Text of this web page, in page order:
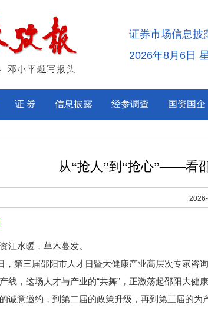
证券市场信息披
2026年8月6日
证 券 信息披露 经参调查 国资国企
从“抢人”到“抢心”——看
水暖，草木蔓发。
第三届邵阳市人才日暨大健康产业高层次专家咨
线，这场人才与产业的“共舞”，正激荡起邵阳大健
意邀约，到第二届的政策升级，再到第三届的为产